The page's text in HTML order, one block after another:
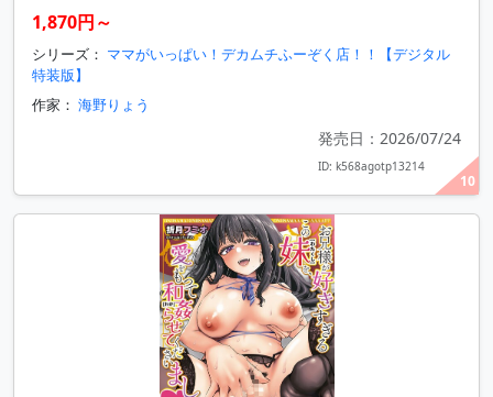
10
1,870円～
シリーズ： ママがいっぱい！デカムチふーぞく店！！【デジタル
特装版】
作家： 海野りょう
発売日：2026/07/24
ID: k568agotp13214